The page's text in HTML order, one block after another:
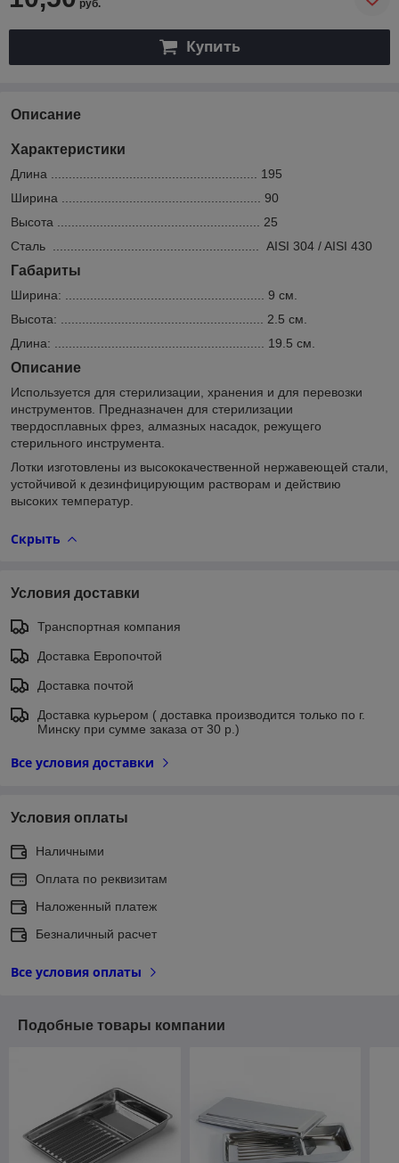
руб.
Купить
Описание
Характеристики
Длина .......................................................... 195
Ширина ........................................................ 90
Высота ......................................................... 25
Сталь .......................................................... AISI 304 / AISI 430
Габариты
Ширина: ........................................................ 9 см.
Высота: ......................................................... 2.5 см.
Длина: ........................................................... 19.5 см.
Описание
Используется для стерилизации, хранения и для перевозки
инструментов. Предназначен для стерилизации
твердосплавных фрез, алмазных насадок, режущего
стерильного инструмента.
Лотки изготовлены из высококачественной нержавеющей стали,
устойчивой к дезинфицирующим растворам и действию
высоких температур.
Скрыть
Условия доставки
Транспортная компания
Доставка Европочтой
Доставка почтой
Доставка курьером ( доставка производится только по г.
Минску при сумме заказа от 30 р.)
Все условия доставки
Условия оплаты
Наличными
Оплата по реквизитам
Наложенный платеж
Безналичный расчет
Все условия оплаты
Подобные товары компании